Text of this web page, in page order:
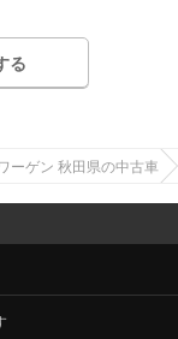
る
ーゲン 秋田県の中古車